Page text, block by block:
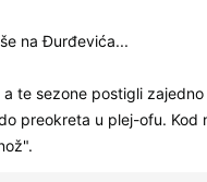
na Đurđevića...
te sezone postigli
preokreta u plej-ofu. Kod